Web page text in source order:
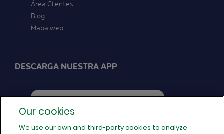
Área Clientes
Blog
Mapa web
DESCARGA NUESTRA APP
Our cookies
We use our own and third-party cookies to analyze